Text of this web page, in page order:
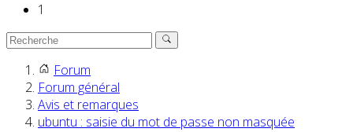
1
Forum
Forum général
Avis et remarques
ubuntu : saisie du mot de passe non masquée